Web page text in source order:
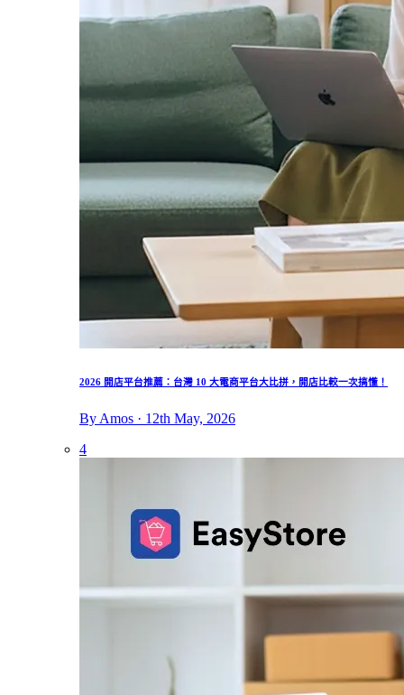
2026 開店平台推薦：台灣 10 大電商平台大比拼，開店比較一次搞懂！
By Amos · 12th May, 2026
4